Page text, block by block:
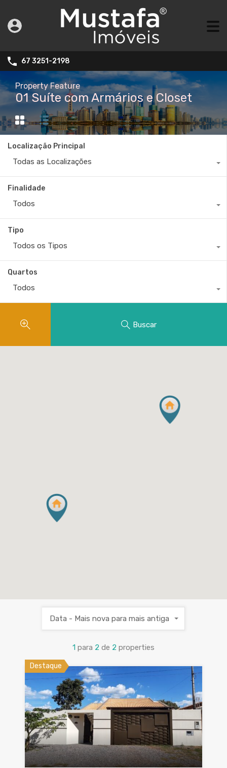
67 3251-2198
Property Feature
01 Suíte com Armários e Closet
Localização Principal
Todas as Localizações
Finalidade
Todos
Tipo
Todos os Tipos
Quartos
Todos
Buscar
1 para 2 de 2 properties
Data - Mais nova para mais antiga
Destaque